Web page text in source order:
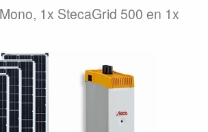
1x StecaGrid 500 en 1x